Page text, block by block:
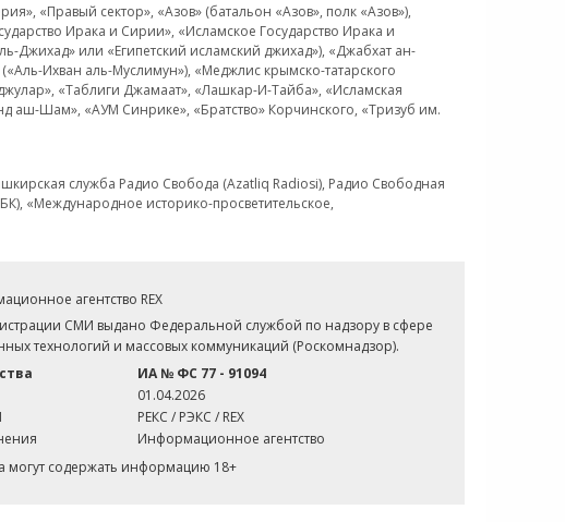
«Правый сектор», «Азов» (батальон «Азов», полк «Азов»),
Ирака и Сирии», «Исламское Государство Ирака и
или «Египетский исламский джихад»), «Джабхат ан-
Ихван аль-Муслимун»), «Меджлис крымско-татарского
«Таблиги Джамаат», «Лашкар-И-Тайба», «Исламская
аш-Шам», «АУМ Синрике», «Братство» Корчинского, «Тризуб им.
служба Радио Свобода (Azatliq Radiosi), Радио Свободная
«Международное историко-просветительское,
агентство REX
СМИ выдано Федеральной службой по надзору в сфере
технологий и массовых коммуникаций (Роскомнадзор).
ИА № ФС 77 - 91094
01.04.2026
РЕКС / РЭКС / REX
Информационное агентство
могут содержать информацию 18+